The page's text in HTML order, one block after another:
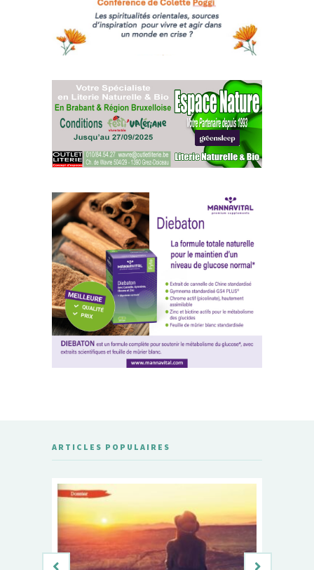
ARTICLES POPULAIRES